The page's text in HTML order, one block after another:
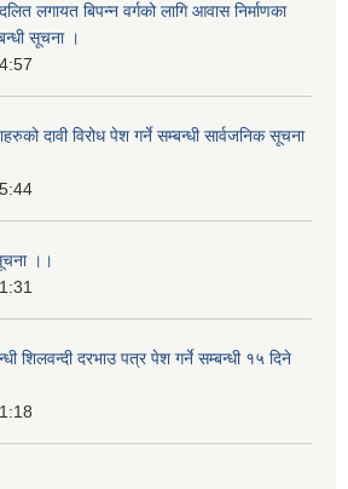
लगायत बिपन्न वर्गको लागि आवास निर्माणका
सूचना ।
दावी विरोध पेश गर्ने सम्बन्धी सार्वजनिक सूचना
।।
शिलवन्दी दरभाउ पत्र पेश गर्ने सम्बन्धी १५ दिने